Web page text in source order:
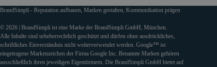
BrandSimpli - Reputation aufbauen, Marken gestalten, Kommunikation prägen
© 2026 | BrandSimpli ist eine Marke der BrandSimpli GmbH, München.
Alle Inhalte sind urheberrechtlich geschützt und dürfen ohne ausdrückliches,
schriftliches Einverständnis nicht weiterverwendet werden. Google™ ist
eingetragene Markenzeichen der Firma Google Inc. Benannte Marken gehören
ausschließlich ihren jeweiligen Eigentürmern. Die BrandSimpli GmbH bietet auf